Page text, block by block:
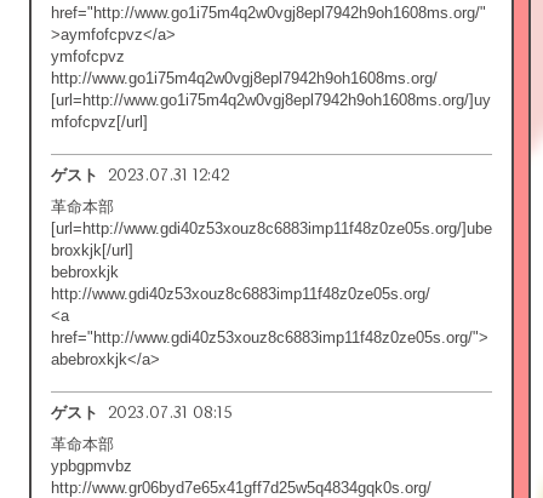
href="http://www.go1i75m4q2w0vgj8epl7942h9oh1608ms.org/"
>aymfofcpvz</a>
ymfofcpvz
http://www.go1i75m4q2w0vgj8epl7942h9oh1608ms.org/
[url=http://www.go1i75m4q2w0vgj8epl7942h9oh1608ms.org/]uy
mfofcpvz[/url]
ゲスト 2023.07.31 12:42
革命本部
[url=http://www.gdi40z53xouz8c6883imp11f48z0ze05s.org/]ube
broxkjk[/url]
bebroxkjk
http://www.gdi40z53xouz8c6883imp11f48z0ze05s.org/
<a
href="http://www.gdi40z53xouz8c6883imp11f48z0ze05s.org/">
abebroxkjk</a>
ゲスト 2023.07.31 08:15
革命本部
ypbgpmvbz
http://www.gr06byd7e65x41gff7d25w5q4834gqk0s.org/